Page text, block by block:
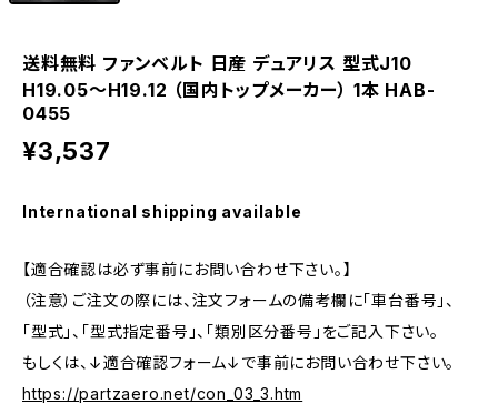
送料無料 ファンベルト 日産 デュアリス 型式J10
H19.05～H19.12 （国内トップメーカー） 1本 HAB-
0455
¥3,537
International shipping available
【適合確認は必ず事前にお問い合わせ下さい。】
（注意）ご注文の際には、注文フォームの備考欄に「車台番号」、
「型式」、「型式指定番号」、「類別区分番号」をご記入下さい。
もしくは、↓適合確認フォーム↓で事前にお問い合わせ下さい。
https://partzaero.net/con_03_3.htm